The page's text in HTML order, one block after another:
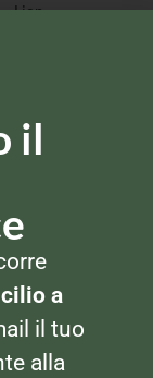
Lion
CEREALI
Ricca Muesli
il
a
il tuo
alla